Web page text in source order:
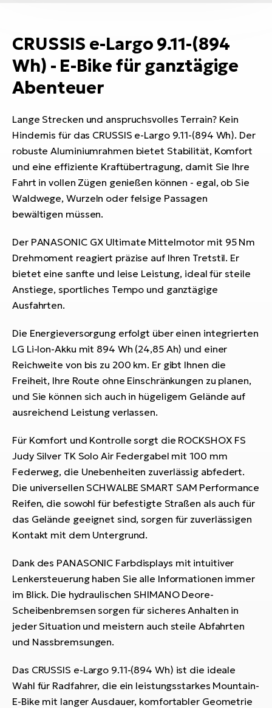
CRUSSIS e-Largo 9.11-(894
Wh) - E-Bike für ganztägige
Abenteuer
Lange Strecken und anspruchsvolles Terrain? Kein
Hindernis für das CRUSSIS e-Largo 9.11-(894 Wh). Der
robuste Aluminiumrahmen bietet Stabilität, Komfort
und eine effiziente Kraftübertragung, damit Sie Ihre
Fahrt in vollen Zügen genießen können - egal, ob Sie
Waldwege, Wurzeln oder felsige Passagen
bewältigen müssen.
Der PANASONIC GX Ultimate Mittelmotor mit 95 Nm
Drehmoment reagiert präzise auf Ihren Tretstil. Er
bietet eine sanfte und leise Leistung, ideal für steile
Anstiege, sportliches Tempo und ganztägige
Ausfahrten.
Die Energieversorgung erfolgt über einen integrierten
LG Li-Ion-Akku mit 894 Wh (24,85 Ah) und einer
Reichweite von bis zu 200 km. Er gibt Ihnen die
Freiheit, Ihre Route ohne Einschränkungen zu planen,
und Sie können sich auch in hügeligem Gelände auf
ausreichend Leistung verlassen.
Für Komfort und Kontrolle sorgt die ROCKSHOX FS
Judy Silver TK Solo Air Federgabel mit 100 mm
Federweg, die Unebenheiten zuverlässig abfedert.
Die universellen SCHWALBE SMART SAM Performance
Reifen, die sowohl für befestigte Straßen als auch für
das Gelände geeignet sind, sorgen für zuverlässigen
Kontakt mit dem Untergrund.
Dank des PANASONIC Farbdisplays mit intuitiver
Lenkersteuerung haben Sie alle Informationen immer
im Blick. Die hydraulischen SHIMANO Deore-
Scheibenbremsen sorgen für sicheres Anhalten in
jeder Situation und meistern auch steile Abfahrten
und Nassbremsungen.
Das CRUSSIS e-Largo 9.11-(894 Wh) ist die ideale
Wahl für Radfahrer, die ein leistungsstarkes Mountain-
E-Bike mit langer Ausdauer, komfortabler Geometrie